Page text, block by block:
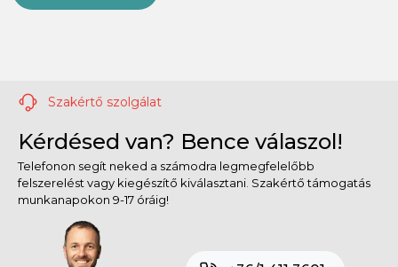
Szakértő szolgálat
Kérdésed van? Bence válaszol!
Telefonon segít neked a számodra legmegfelelőbb
felszerelést vagy kiegészítő kiválasztani. Szakértő támogatás
munkanapokon 9-17 óráig!